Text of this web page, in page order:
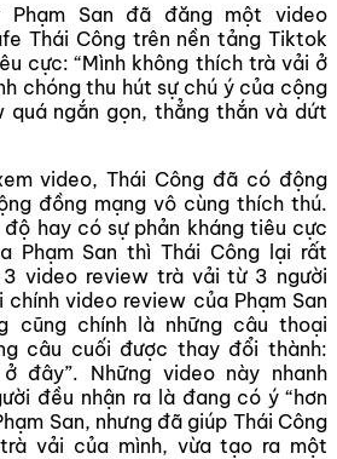
Phạm San đã đăng một video
Thái Công trên nền tảng Tiktok
cực: “Mình không thích trà vải ở
chóng thu hút sự chú ý của cộng
quá ngắn gọn, thẳng thắn và dứt
video, Thái Công đã có động
đồng mạng vô cùng thích thú.
hay có sự phản kháng tiêu cực
Phạm San thì Thái Công lại rất
3 video review trà vải từ 3 người
video review của Phạm San
cũng chính là những câu thoại
câu cuối được thay đổi thành:
đây”. Những video này nhanh
đều nhận ra là đang có ý “hơn
San, nhưng đã giúp Thái Công
vải của mình, vừa tạo ra một